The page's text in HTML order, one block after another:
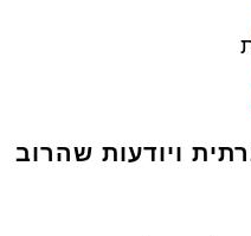
ויודעות שהרוב